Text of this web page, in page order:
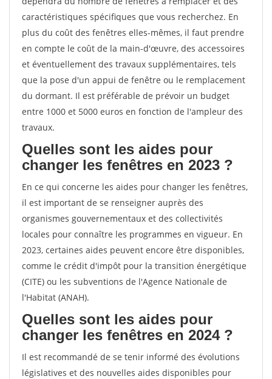
caractéristiques spécifiques que vous recherchez. En
plus du coût des fenêtres elles-mêmes, il faut prendre
en compte le coût de la main-d'œuvre, des accessoires
et éventuellement des travaux supplémentaires, tels
que la pose d'un appui de fenêtre ou le remplacement
du dormant. Il est préférable de prévoir un budget
entre 1000 et 5000 euros en fonction de l'ampleur des
travaux.
Quelles sont les aides pour
changer les fenêtres en 2023 ?
En ce qui concerne les aides pour changer les fenêtres,
il est important de se renseigner auprès des
organismes gouvernementaux et des collectivités
locales pour connaître les programmes en vigueur. En
2023, certaines aides peuvent encore être disponibles,
comme le crédit d'impôt pour la transition énergétique
(CITE) ou les subventions de l'Agence Nationale de
l'Habitat (ANAH).
Quelles sont les aides pour
changer les fenêtres en 2024 ?
Il est recommandé de se tenir informé des évolutions
législatives et des nouvelles aides disponibles pour